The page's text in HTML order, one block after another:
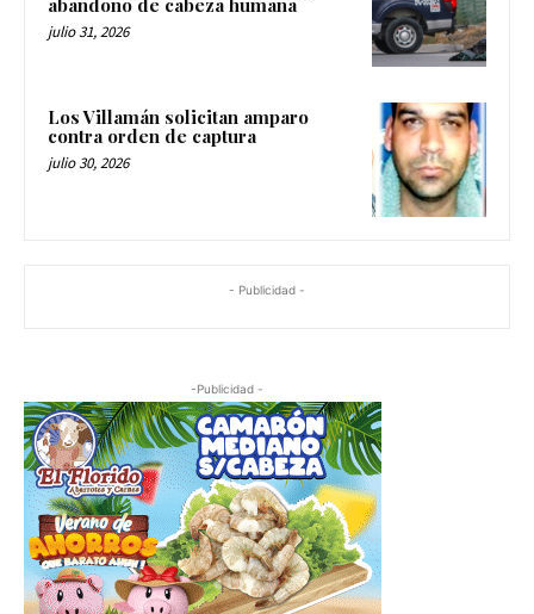
abandono de cabeza humana
julio 31, 2026
Los Villamán solicitan amparo
contra orden de captura
julio 30, 2026
- Publicidad -
-Publicidad -